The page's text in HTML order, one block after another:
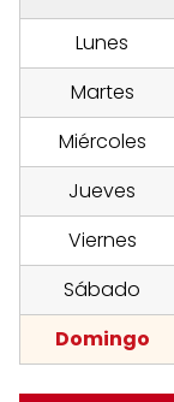
Lunes
Martes
Miércoles
Jueves
Viernes
Sábado
Domingo